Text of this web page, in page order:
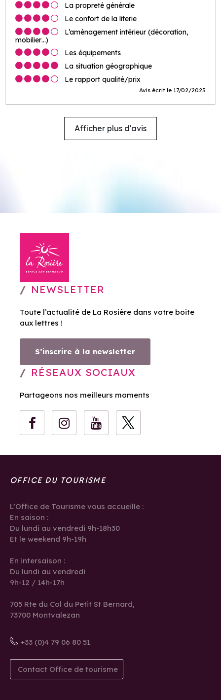
La propreté générale
Le confort de la literie
L’aménagement intérieur (décoration,
mobilier…)
Les équipements
La situation géographique
Le rapport qualité/prix
Avis écrit le 17/02/2025
Afficher plus d'avis
NEWSLETTER
Toute l’actualité de La Rosière dans votre boite
aux lettres !
S’inscrire à la newsletter
RÉSEAUX SOCIAUX
Partageons nos meilleurs moments
OFFICE DU TOURISME
L’Office de Tourisme vous accueille :
En saison :
Du lundi au vendredi 9h-18h30
Et le weekend 9h-19h
En intersaison :
Du lundi au vendredi
9h-12 / 14h-17h
705 Rte du Col du Petit St Bernard,
73700 Montvalezan
+33 (0)4 79 06 80 51
Contact Office de tourisme